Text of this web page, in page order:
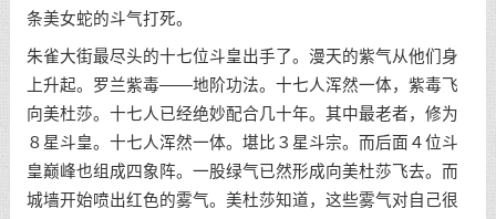
条美女蛇的斗气打死。
朱雀大街最尽头的十七位斗皇出手了。漫天的紫气从他们身
上升起。罗兰紫毒——地阶功法。十七人浑然一体，紫毒飞
向美杜莎。十七人已经绝妙配合几十年。其中最老者，修为
８星斗皇。十七人浑然一体。堪比３星斗宗。而后面４位斗
皇巅峰也组成四象阵。一股绿气已然形成向美杜莎飞去。而
城墙开始喷出红色的雾气。美杜莎知道，这些雾气对自己很